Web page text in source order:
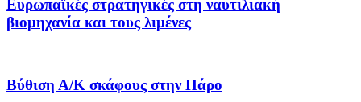
Ευρωπαϊκές στρατηγικές στη ναυτιλιακή
βιομηχανία και τους λιμένες
Βύθιση Α/Κ σκάφους στην Πάρο